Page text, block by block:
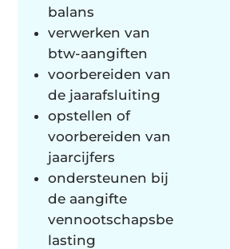
balans
verwerken van
btw-aangiften
voorbereiden van
de jaarafsluiting
opstellen of
voorbereiden van
jaarcijfers
ondersteunen bij
de aangifte
vennootschapsbe
lasting